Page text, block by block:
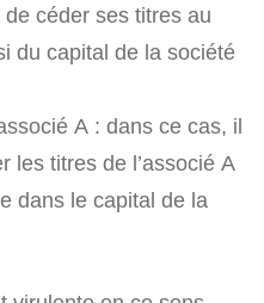
céder ses titres au
du capital de la société
A : dans ce cas, il
les titres de l’associé A
dans le capital de la